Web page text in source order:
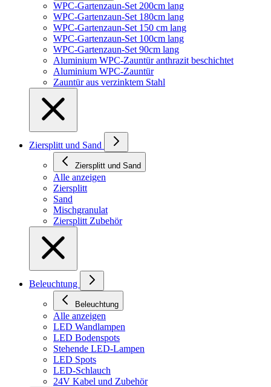
WPC-Gartenzaun-Set 200cm lang
WPC-Gartenzaun-Set 180cm lang
WPC-Gartenzaun-Set 150 cm lang
WPC-Gartenzaun-Set 100cm lang
WPC-Gartenzaun-Set 90cm lang
Aluminium WPC-Zauntür anthrazit beschichtet
Aluminium WPC-Zauntür
Zauntür aus verzinktem Stahl
Ziersplitt und Sand
Ziersplitt und Sand
Alle anzeigen
Ziersplitt
Sand
Mischgranulat
Ziersplitt Zubehör
Beleuchtung
Beleuchtung
Alle anzeigen
LED Wandlampen
LED Bodenspots
Stehende LED-Lampen
LED Spots
LED-Schlauch
24V Kabel und Zubehör